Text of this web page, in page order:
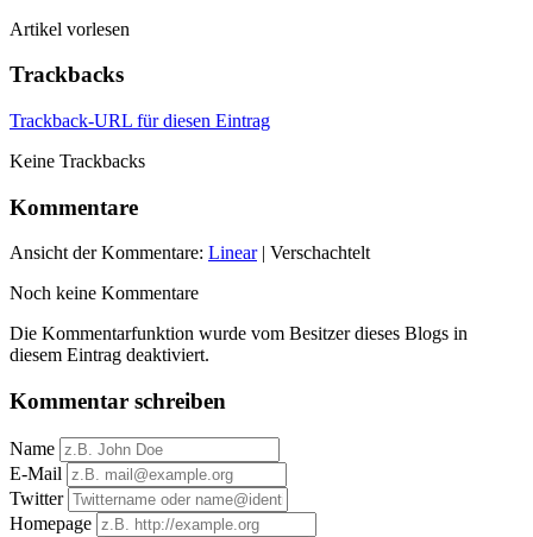
Artikel vorlesen
Trackbacks
Trackback-URL für diesen Eintrag
Keine Trackbacks
Kommentare
Ansicht der Kommentare: Linear| Verschachtelt
Noch keine Kommentare
Die Kommentarfunktion wurde vom Besitzer dieses Blogs in
diesem Eintrag deaktiviert.
Kommentar schreiben
Name
E-Mail
Twitter
Homepage